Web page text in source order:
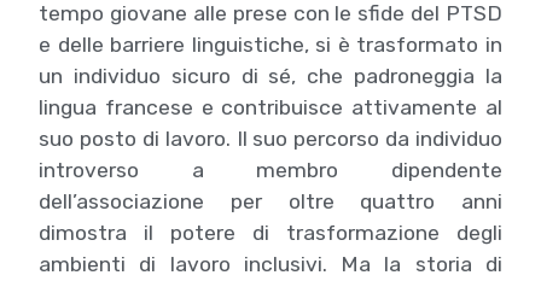
tempo giovane alle prese con le sfide del PTSD
e delle barriere linguistiche, si è trasformato in
un individuo sicuro di sé, che padroneggia la
lingua francese e contribuisce attivamente al
suo posto di lavoro. Il suo percorso da individuo
introverso a membro dipendente
dell’associazione per oltre quattro anni
dimostra il potere di trasformazione degli
ambienti di lavoro inclusivi. Ma la storia di